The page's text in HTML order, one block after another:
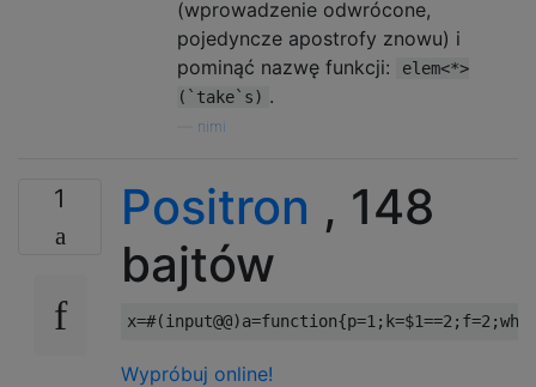
(wprowadzenie odwrócone,
pojedyncze apostrofy znowu) i
pominąć nazwę funkcji:
elem<*>
(`take`s) .
nimi
1 Positron , 148
bajtów
Wypróbuj online!